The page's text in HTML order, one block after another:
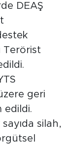
DEAŞ
Terörist
geri
edildi.
silah,